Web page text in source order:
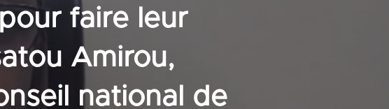
faire leur
Amirou,
national de